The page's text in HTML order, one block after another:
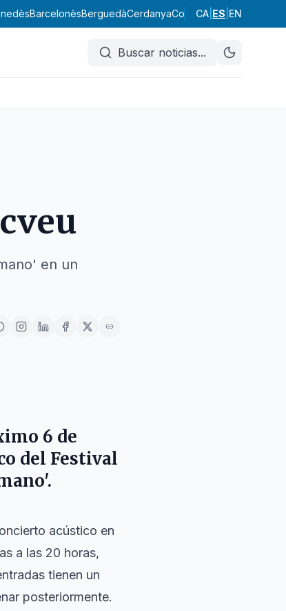
BarcelonèsBerguedàCerdanyaConca de Barberà
CA ES EN
Buscar noticias...
en un
6 de
del Festival
acústico en
a las 20 horas,
tienen un
posteriormente.